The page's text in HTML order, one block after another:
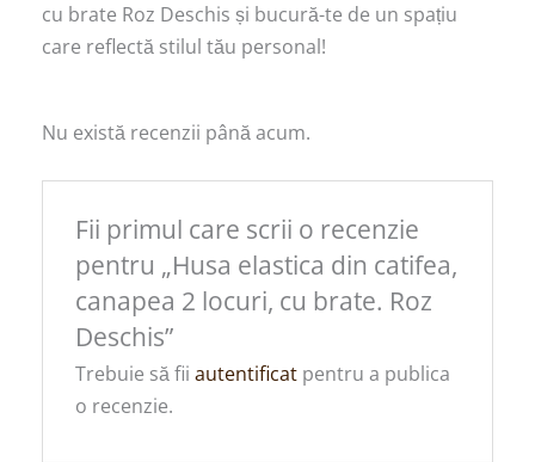
cu brate Roz Deschis și bucură-te de un spațiu
care reflectă stilul tău personal!
Nu există recenzii până acum.
Fii primul care scrii o recenzie
pentru „Husa elastica din catifea,
canapea 2 locuri, cu brate. Roz
Deschis”
Trebuie să fii autentificatpentru a publica
o recenzie.